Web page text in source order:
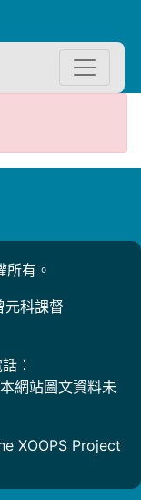
有。
科課督
：
站圖文資料未
XOOPS Project